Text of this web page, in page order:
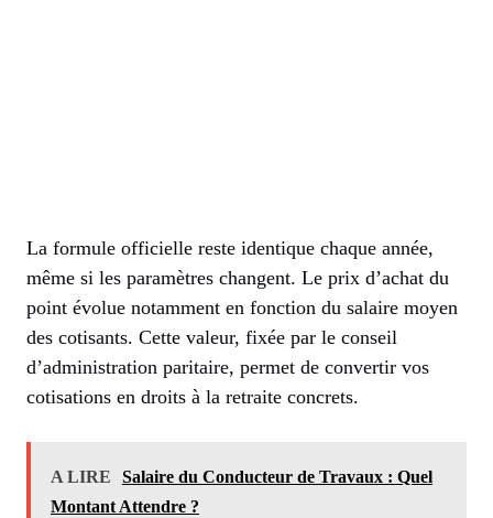
La formule officielle reste identique chaque année,
même si les paramètres changent. Le prix d’achat du
point évolue notamment en fonction du salaire moyen
des cotisants. Cette valeur, fixée par le conseil
d’administration paritaire, permet de convertir vos
cotisations en droits à la retraite concrets.
A LIRE
Salaire du Conducteur de Travaux : Quel
Montant Attendre ?